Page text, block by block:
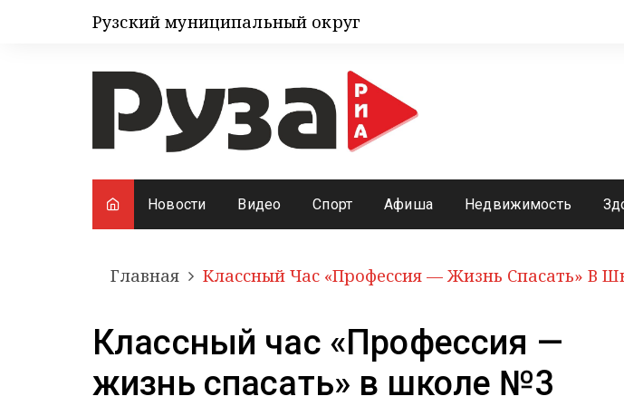
Рузский муниципальный округ
Новости Видео Спорт Афиша Недвижимость
Главная Классный Час «Профессия — Жизнь Спасать» В
Классный час «Профессия —
жизнь спасать» в школе №3